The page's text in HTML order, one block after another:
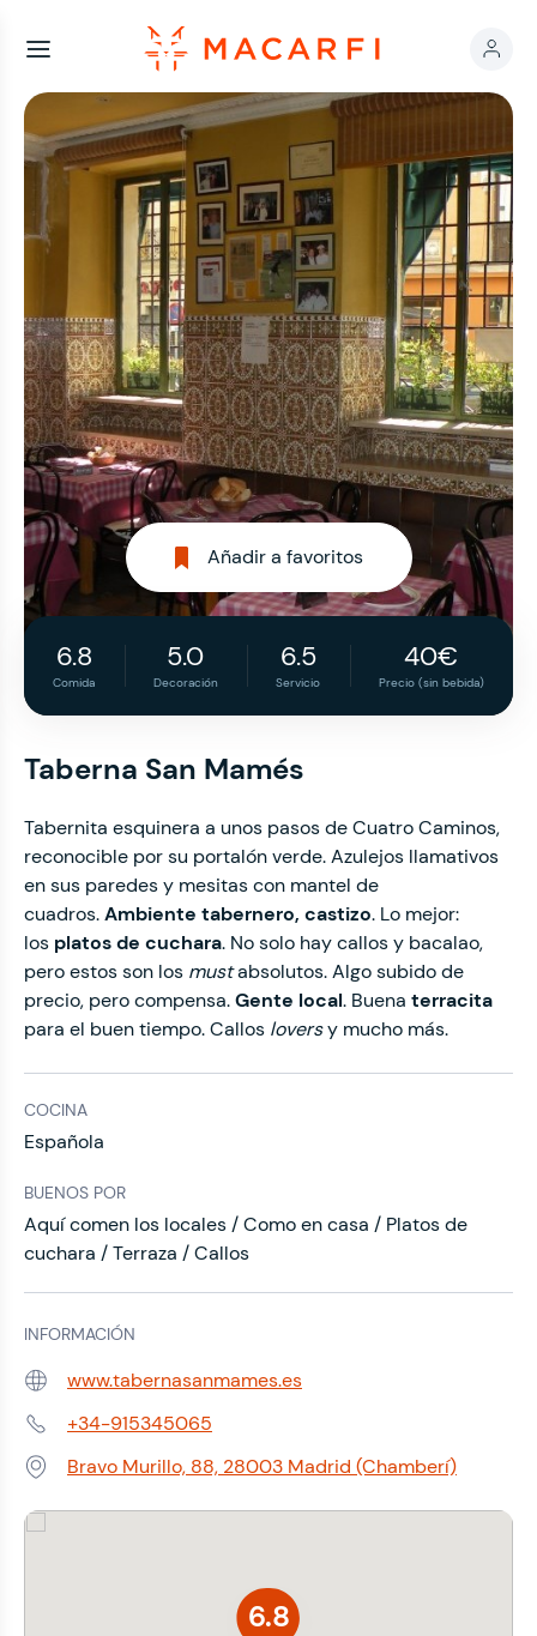
Añadir a favoritos
6.8
Comida
5.0
Decoración
6.5
Servicio
40€
Precio (sin bebida)
Taberna San Mamés
Tabernita esquinera a unos pasos de Cuatro Caminos,
reconocible por su portalón verde. Azulejos llamativos
en sus paredes y mesitas con mantel de
cuadros.Ambiente tabernero, castizo. Lo mejor:
los platos de cuchara. No solo hay callos y bacalao,
pero estos son los mustabsolutos. Algo subido de
precio, pero compensa.Gente local. Buena terracita
para el buen tiempo. Callos loversy mucho más.
COCINA
Española
BUENOS POR
Aquí comen los locales / Como en casa / Platos de
cuchara / Terraza / Callos
INFORMACIÓN
Web: www.tabernasanmames.es
Teléfono:+34-915345065
Dirección:Bravo Murillo, 88, 28003 Madrid (Chamberí)
6.8